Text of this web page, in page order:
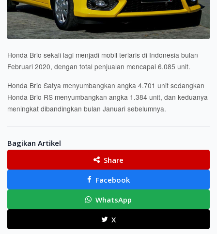
Honda Brio sekali lagi menjadi mobil terlaris di Indonesia bulan
Februari 2020, dengan total penjualan mencapai 6.085 unit.
Honda Brio Satya menyumbangkan angka 4.701 unit sedangkan
Honda Brio RS menyumbangkan angka 1.384 unit, dan keduanya
meningkat dibandingkan bulan Januari sebelumnya.
Bagikan Artikel
Share
Facebook
WhatsApp
X